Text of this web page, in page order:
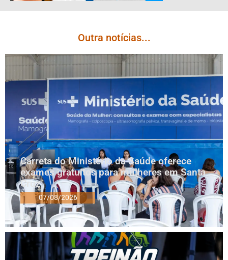
Outra notícias...
Carreta do Ministério da Saúde oferece
exames gratuitos para mulheres em Santa
Cruz
07/08/2026